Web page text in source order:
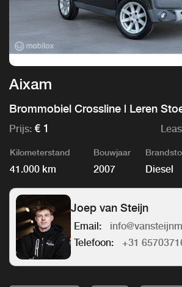
Aixam
Brommobiel Crossline | Leren
Prijs: € 1
Kilometerstand
41.000 km
Bouwjaar
2007 Diesel
Joep van Steijn
Email:
Telefoon:
+31